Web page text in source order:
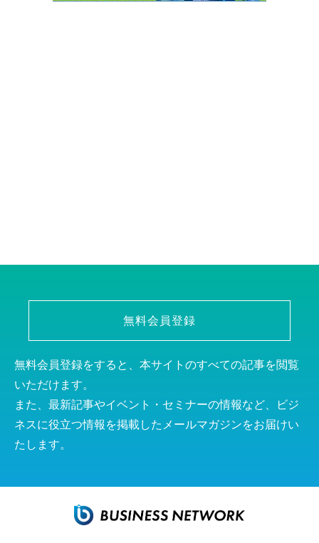
無料会員登録
無料会員登録をすると、本サイトのすべての記事を閲覧
いただけます。
また、最新記事やイベント・セミナーの情報など、ビジ
ネスに役立つ情報を掲載したメールマガジンをお届けい
たします。